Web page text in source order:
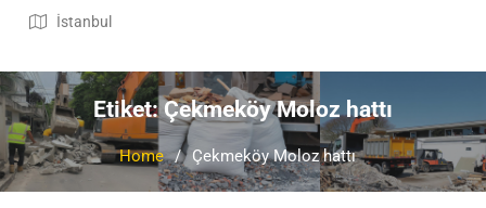
İstanbul
Etiket:Çekmeköy Moloz hattı
Home Çekmeköy Moloz hattı